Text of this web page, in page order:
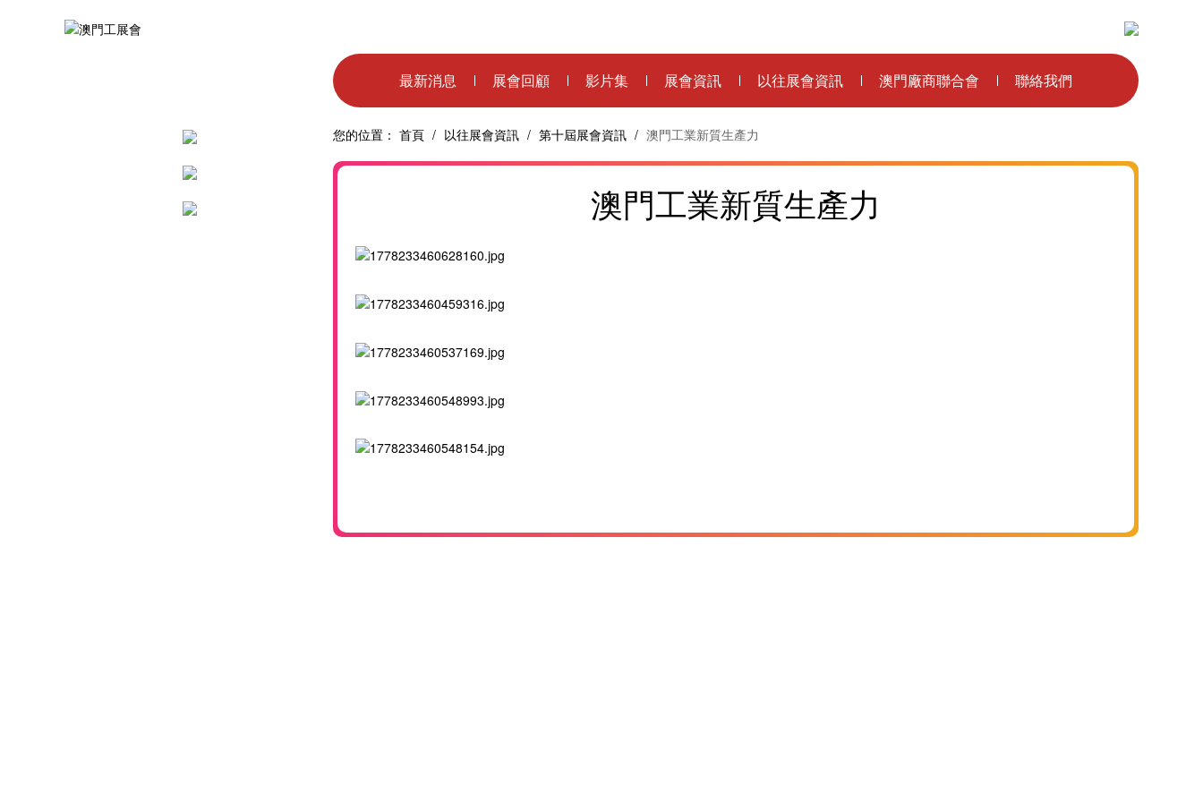
最新消息 展會回顧 影片集 展會資訊 以往展會資訊 澳門廠商聯合會 聯絡我們
您的位置： 首頁 / 以往展會資訊 / 第十屆展會資訊 / 澳門工業新質生產力
澳門工業新質生產力